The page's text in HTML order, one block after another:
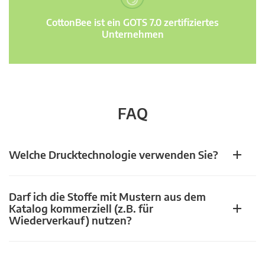
CottonBee ist ein GOTS 7.0 zertifiziertes
Unternehmen
FAQ
Welche Drucktechnologie verwenden Sie?
Darf ich die Stoffe mit Mustern aus dem
Katalog kommerziell (z.B. für
Wiederverkauf) nutzen?